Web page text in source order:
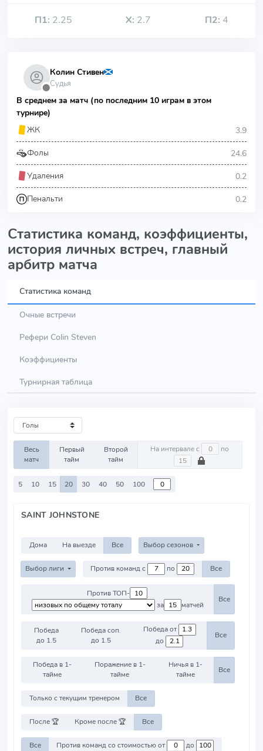
П1: 2.25 Х: 2.7 П2: 4
⬤
Колин Стивен
Судья
В среднем за матч (по последним 10 играм в этом
турнире)
ЖК
3.9
Фолы 24.6
Удаления 0.2
Пенальти 0.2
Статистика команд, коэффициенты,
история личных встреч, главный
арбитр матча
Статистика команд
Очные встречи
Рефери Colin Steven
Коэффициенты
Турнирная таблица
Весь
матч
Первый
тайм
Второй
тайм
На интервале с по
5 10 15 20 30 40 50 100
SAINT JOHNSTONE
Дома На выезде Все Выбор сезонов
Выбор лиги Против команд с по Все
Против ТОП-
за
матчей
Все
Победа
до 1.5
Победа соп.
до 1.5
Победа от
до
Все
Победа в 1-
тайме
Поражение в 1-
тайме
Ничья в 1-
тайме
Все
Только с текущим тренером Все
После 🏆 Кроме после 🏆 Все
Все Против команд со стоимостью от до